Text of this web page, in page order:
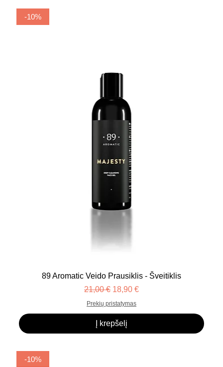
-10%
89 Aromatic Veido Prausiklis - Šveitiklis
Įprastinė kaina
21,00 € Pardavimo kaina
18,90 €
Prekių pristatymas
Į krepšelį
-10%